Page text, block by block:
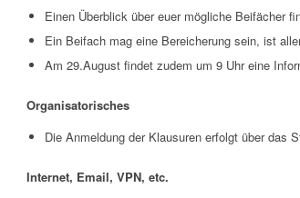
Einen Überblick über euer mögliche Beifächer
Ein Beifach mag eine Bereicherung sein, ist
Am 29.August findet zudem um 9 Uhr eine
Organisatorisches
Die Anmeldung der Klausuren erfolgt über das
Internet, Email, VPN, etc.